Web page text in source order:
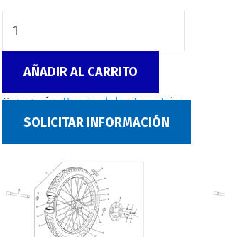
AÑADIR AL CARRITO
Categoría:Rueda delantera Trial
SOLICITAR INFORMACIÓN